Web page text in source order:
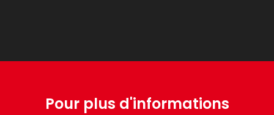
Pour plus d'informations